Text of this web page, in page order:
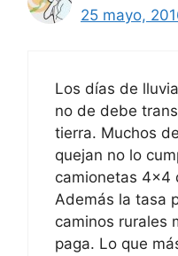
25 mayo,
Los días de
no de debe
tierra. Muchos
quejan no lo
camionetas 4×4
Además la tasa
caminos rurales
paga. Lo que